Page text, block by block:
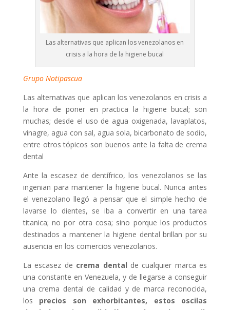
Las alternativas que aplican los venezolanos en
crisis a la hora de la higiene bucal
Grupo Notipascua
Las alternativas que aplican los venezolanos en crisis a
la hora de poner en practica la higiene bucal; son
muchas; desde el uso de agua oxigenada, lavaplatos,
vinagre, agua con sal, agua sola, bicarbonato de sodio,
entre otros tópicos son buenos ante la falta de crema
dental
Ante la escasez de dentífrico, los venezolanos se las
ingenian para mantener la higiene bucal. Nunca antes
el venezolano llegó a pensar que el simple hecho de
lavarse lo dientes, se iba a convertir en una tarea
titanica; no por otra cosa; sino porque los productos
destinados a mantener la higiene dental brillan por su
ausencia en los comercios venezolanos.
La escasez de crema dental de cualquier marca es
una constante en Venezuela, y de llegarse a conseguir
una crema dental de calidad y de marca reconocida,
los precios son exhorbitantes, estos oscilas